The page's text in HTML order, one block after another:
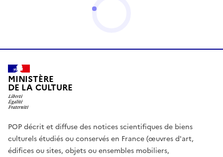
MINISTÈRE
DE LA CULTURE
POP décrit et diffuse des notices scientifiques de biens
culturels étudiés ou conservés en France (œuvres d'art,
édifices ou sites, objets ou ensembles mobiliers,